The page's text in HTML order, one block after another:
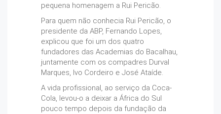
pequena homenagem a Rui Pericão.
Para quem não conhecia Rui Pericão, o
presidente da ABP, Fernando Lopes,
explicou que foi um dos quatro
fundadores das Academias do Bacalhau,
juntamente com os compadres Durval
Marques, Ivo Cordeiro e José Ataíde.
A vida profissional, ao serviço da Coca-
Cola, levou-o a deixar a África do Sul
pouco tempo depois da fundação da